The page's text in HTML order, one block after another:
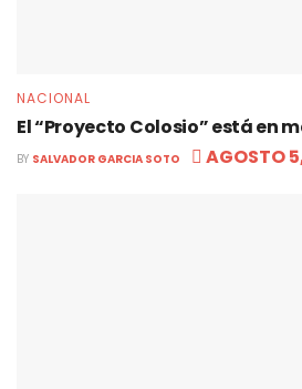
NACIONAL
El “Proyecto Colosio” está en
BY SALVADOR GARCIA SOTO AGOSTO